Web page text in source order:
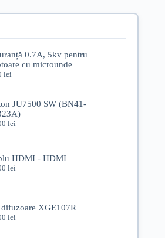
0.7A, 5kv pentru
cu microunde
lei
JU7500 SW (BN41-
lei
HDMI - HDMI
lei
difuzoare XGE107R
lei